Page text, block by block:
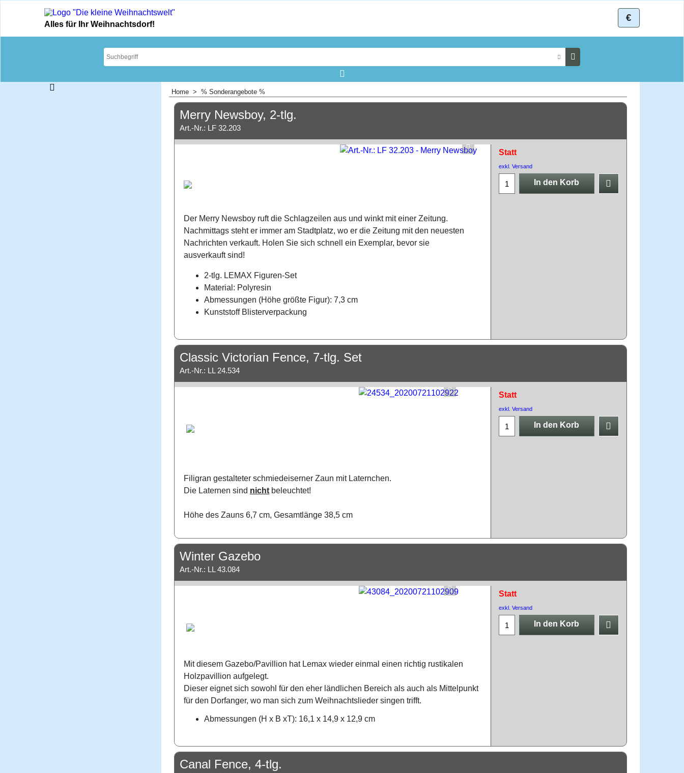
€
Alles für Ihr Weihnachtsdorf!
Home > % Sonderangebote %
Merry Newsboy, 2-tlg.
Art.-Nr.: LF 32.203
Statt
exkl. Versand
In den Korb
Der Merry Newsboy ruft die Schlagzeilen aus und winkt mit einer Zeitung.
Nachmittags steht er immer am Stadtplatz, wo er die Zeitung mit den neuesten
Nachrichten verkauft. Holen Sie sich schnell ein Exemplar, bevor sie
ausverkauft sind!
2-tlg. LEMAX Figuren-Set
Material: Polyresin
Abmessungen (Höhe größte Figur): 7,3 cm
Kunststoff Blisterverpackung
Classic Victorian Fence, 7-tlg. Set
Art.-Nr.: LL 24.534
Statt
exkl. Versand
In den Korb
Filigran gestalteter schmiedeiserner Zaun mit Laternchen.
Die Laternen sind nicht beleuchtet!
Höhe des Zauns 6,7 cm, Gesamtlänge 38,5 cm
Winter Gazebo
Art.-Nr.: LL 43.084
Statt
exkl. Versand
In den Korb
Mit diesem Gazebo/Pavillion hat Lemax wieder einmal einen richtig rustikalen
Holzpavillion aufgelegt.
Dieser eignet sich sowohl für den eher ländlichen Bereich als auch als Mittelpunkt
für den Dorfanger, wo man sich zum Weihnachtslieder singen trifft.
Abmessungen (H x B xT): 16,1 x 14,9 x 12,9 cm
Canal Fence, 4-tlg.